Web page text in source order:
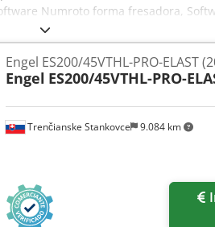
Numroto forma fresadora,
3D Numroto, Software Numroto
Software de simulación de
circular, bandeja de goteo de
DSL, Sistema automático de
sistema automático de extinción de
neumática de la pieza de trabajo,
eje Y: 270 mm Recorrido del eje Z:
travesías rápidas: 30/15/30 m/min
del husillo de rectificado: 12
Diámetro de la muela abrasiva:
x An x Al: 1900 x 2300 x 2300 mm
Trenčianske Stankovce 9.084 km
Engel ES200/45VTHL-PRO-ELAST
Engel ES200/45VTHL-PRO-